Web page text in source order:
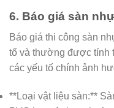
6. Báo giá sàn
Báo giá thi công sàn
tố và thường được tính
các yếu tố chính ảnh
**Loại vật liệu sàn:**